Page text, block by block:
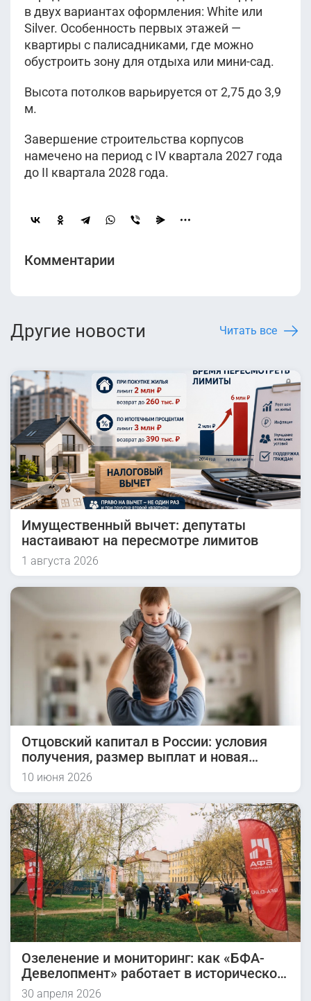
в двух вариантах оформления: White или
Silver. Особенность первых этажей —
квартиры с палисадниками, где можно
обустроить зону для отдыха или мини-сад.
Высота потолков варьируется от 2,75 до 3,9
м.
Завершение строительства корпусов
намечено на период с IV квартала 2027 года
до II квартала 2028 года.
Комментарии
Другие новости Читать все
Имущественный вычет: депутаты
настаивают на пересмотре лимитов
1 августа 2026
Отцовский капитал в России: условия
получения, размер выплат и новая
инициатива на 2026 год
10 июня 2026
Озеленение и мониторинг: как «БФА-
Девелопмент» работает в историческом
квартале
30 апреля 2026